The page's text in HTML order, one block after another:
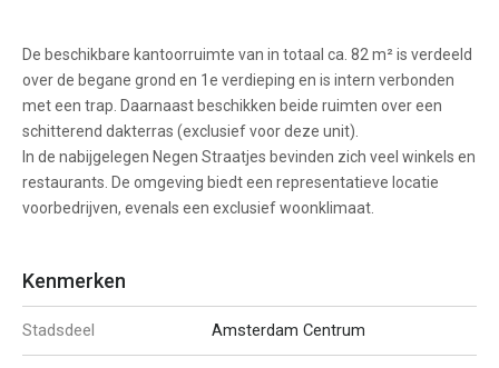
De beschikbare kantoorruimte van in totaal ca. 82 m² is verdeeld
over de begane grond en 1e verdieping en is intern verbonden
met een trap. Daarnaast beschikken beide ruimten over een
schitterend dakterras (exclusief voor deze unit).
In de nabijgelegen Negen Straatjes bevinden zich veel winkels en
restaurants. De omgeving biedt een representatieve locatie
voorbedrijven, evenals een exclusief woonklimaat.
Kenmerken
Stadsdeel Amsterdam Centrum